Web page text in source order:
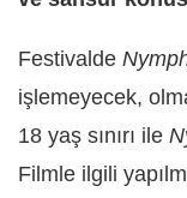
Festivalde
işlemeyecek,
18 yaş sınırı ile
Filmle ilgili